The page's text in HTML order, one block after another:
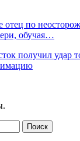
отец по
обучая…
получил удар